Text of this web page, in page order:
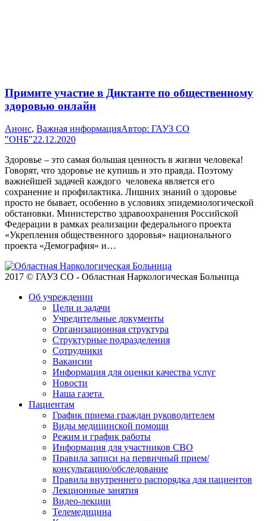
Примите участие в Диктанте по общественному
здоровью онлайн
Анонс, Важная информацияАвтор: ГАУЗ СО
"ОНБ"22.12.2020
Здоровье – это самая большая ценность в жизни человека!
Говорят, что здоровье не купишь и это правда. Поэтому
важнейшей задачей каждого человека является его
сохранение и профилактика. Лишних знаний о здоровье
просто не бывает, особенно в условиях эпидемиологической
обстановки. Министерство здравоохранения Российской
Федерации в рамках реализации федерального проекта
«Укрепления общественного здоровья» национального
проекта «Демография» и…
2017 © ГАУЗ СО - Областная Наркологическая Больница
Об учреждении
Цели и задачи
Учредительные документы
Организационная структура
Структурные подразделения
Сотрудники
Вакансии
Информация для оценки качества услуг
Новости
​​Наша газета
Пациентам
График приема граждан руководителем
Виды медицинской помощи
Режим и график работы
Информация для участников СВО
Правила записи на первичный прием/
консультацию/обследование
Правила внутреннего распорядка для пациентов
Лекционные занятия
Видео-лекции
Телемедицина